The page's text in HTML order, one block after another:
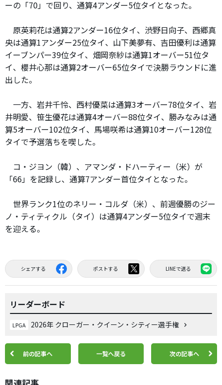
ーの「70」で回り、通算4アンダー5位タイとなった。
原英莉花は通算2アンダー16位タイ、渋野日向子、西郷真
央は通算1アンダー25位タイ、山下美夢有、吉田優利は通算
イーブンパー39位タイ、畑岡奈紗は通算1オーバー51位タ
イ、櫻井心那は通算2オーバー65位タイで決勝ラウンドに進
出した。
一方、岩井千怜、西村優菜は通算3オーバー78位タイ、岩
井明愛、笹生優花は通算4オーバー88位タイ、勝みなみは通
算5オーバー102位タイ、馬場咲希は通算10オーバー128位
タイで予選落ちを喫した。
コ・ジヨン（韓）、アマンダ・ドハーティー（米）が
「66」を記録し、通算7アンダー首位タイとなった。
世界ランク1位のネリー・コルダ（米）、前週優勝のジー
ノ・ティティクル（タイ）は通算4アンダー5位タイで週末
を迎える。
シェアする ポストする LINEで送る
リーダーボード
LPGA 2026年 クローガー・クイーン・シティー選手権
前の記事へ 一覧へ戻る 次の記事へ